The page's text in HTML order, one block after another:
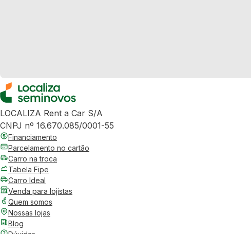
LOCALIZA Rent a Car S/A
CNPJ nº 16.670.085/0001-55
Financiamento
Parcelamento no cartão
Carro na troca
Tabela Fipe
Carro Ideal
Venda para lojistas
Quem somos
Nossas lojas
Blog